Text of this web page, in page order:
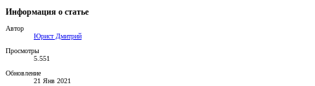
Информация о статье
Автор
Юрист Дмитрий
Просмотры
5.551
Обновление
21 Янв 2021